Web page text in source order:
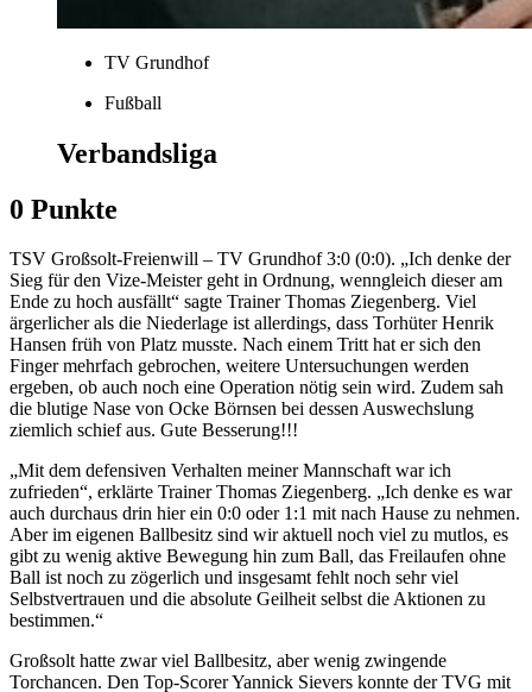
TV Grundhof
Fußball
Verbandsliga
0 Punkte
TSV Großsolt-Freienwill – TV Grundhof 3:0 (0:0). „Ich denke der
Sieg für den Vize-Meister geht in Ordnung, wenngleich dieser am
Ende zu hoch ausfällt“ sagte Trainer Thomas Ziegenberg. Viel
ärgerlicher als die Niederlage ist allerdings, dass Torhüter Henrik
Hansen früh von Platz musste. Nach einem Tritt hat er sich den
Finger mehrfach gebrochen, weitere Untersuchungen werden
ergeben, ob auch noch eine Operation nötig sein wird. Zudem sah
die blutige Nase von Ocke Börnsen bei dessen Auswechslung
ziemlich schief aus. Gute Besserung!!!
„Mit dem defensiven Verhalten meiner Mannschaft war ich
zufrieden“, erklärte Trainer Thomas Ziegenberg. „Ich denke es war
auch durchaus drin hier ein 0:0 oder 1:1 mit nach Hause zu nehmen.
Aber im eigenen Ballbesitz sind wir aktuell noch viel zu mutlos, es
gibt zu wenig aktive Bewegung hin zum Ball, das Freilaufen ohne
Ball ist noch zu zögerlich und insgesamt fehlt noch sehr viel
Selbstvertrauen und die absolute Geilheit selbst die Aktionen zu
bestimmen.“
Großsolt hatte zwar viel Ballbesitz, aber wenig zwingende
Torchancen. Den Top-Scorer Yannick Sievers konnte der TVG mit